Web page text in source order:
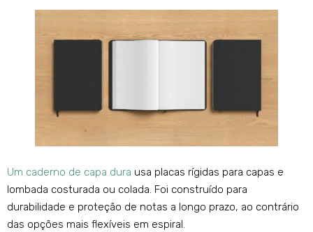
Um caderno de capa dura usa placas rígidas para capas e
lombada costurada ou colada. Foi construído para
durabilidade e proteção de notas a longo prazo, ao contrário
das opções mais flexíveis em espiral.